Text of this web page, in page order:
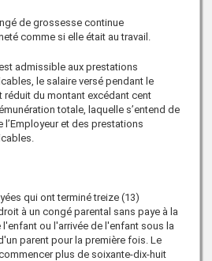
de grossesse continue
comme si elle était au travail.
admissible aux prestations
le salaire versé pendant le
du montant excédant cent
totale, laquelle s’entend de
l’Employeur et des prestations
qui ont terminé treize (13)
à un congé parental sans paye à la
ou l'arrivée de l'enfant sous la
parent pour la première fois. Le
plus de soixante-dix-huit